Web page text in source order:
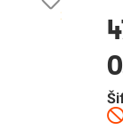
želja